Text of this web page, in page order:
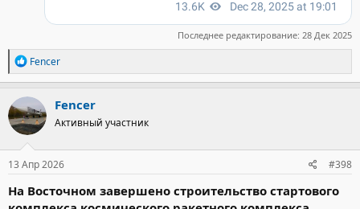
Последнее редактирование: 28 Дек 2025
Р
е
а
к
ц
и
и
:
Fencer
Fencer
Активный участник
13 Апр 2026 #398
На Восточном завершено строительство стартового